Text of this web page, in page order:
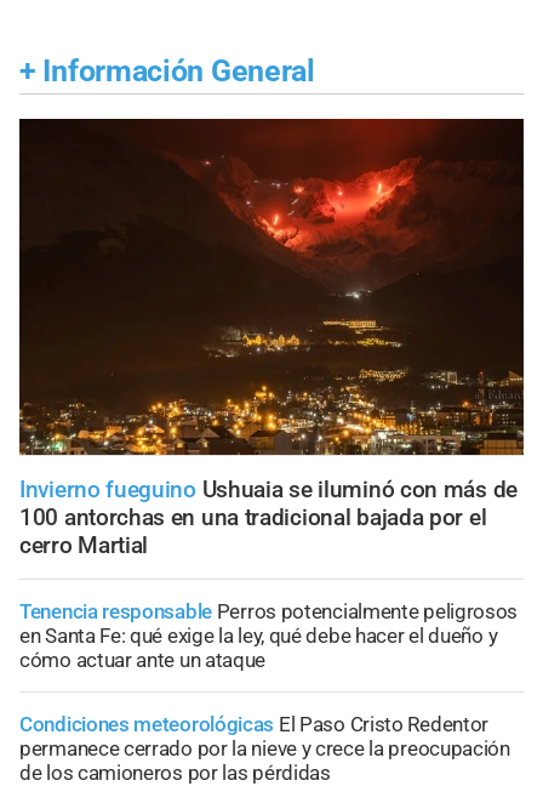
+ Información General
Invierno fueguino Ushuaia se iluminó con más de
100 antorchas en una tradicional bajada por el
cerro Martial
Tenencia responsable Perros potencialmente peligrosos
en Santa Fe: qué exige la ley, qué debe hacer el dueño y
cómo actuar ante un ataque
Condiciones meteorológicas El Paso Cristo Redentor
permanece cerrado por la nieve y crece la preocupación
de los camioneros por las pérdidas